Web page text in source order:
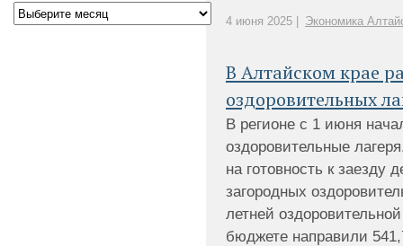
4 июня 2025 | Экономика
В Алтайском крае
оздоровительных
В регионе с 1 июня
оздоровительные
на готовность к заезду
загородных
летней
бюджете направили